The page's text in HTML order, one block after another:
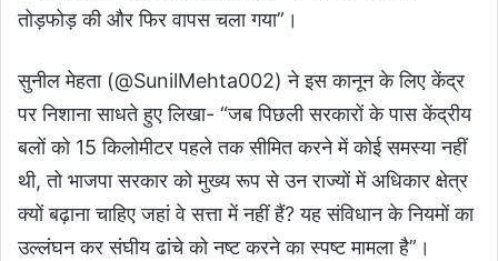
तोड़फोड़ की और फिर वापस चला गया”।
सुनील मेहता (@SunilMehta002) ने इस कानून के लिए केंद्र
पर निशाना साधते हुए लिखा- “जब पिछली सरकारों के पास केंद्रीय
बलों को 15 किलोमीटर पहले तक सीमित करने में कोई समस्या नहीं
थी, तो भाजपा सरकार को मुख्य रूप से उन राज्यों में अधिकार क्षेत्र
क्यों बढ़ाना चाहिए जहां वे सत्ता में नहीं हैं? यह संविधान के नियमों का
उल्लंघन कर संघीय ढांचे को नष्ट करने का स्पष्ट मामला है”।